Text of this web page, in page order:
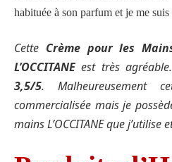
habituée à son parfum et je me
Cette Crème pour les
L’OCCITANE est très
3,5/5. Malheureusement
commercialisée mais je
mains L’OCCITANE que j’utilise